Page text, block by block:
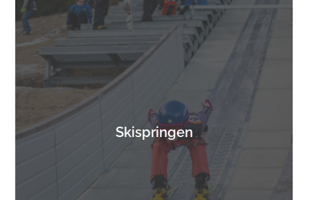
Skispringen